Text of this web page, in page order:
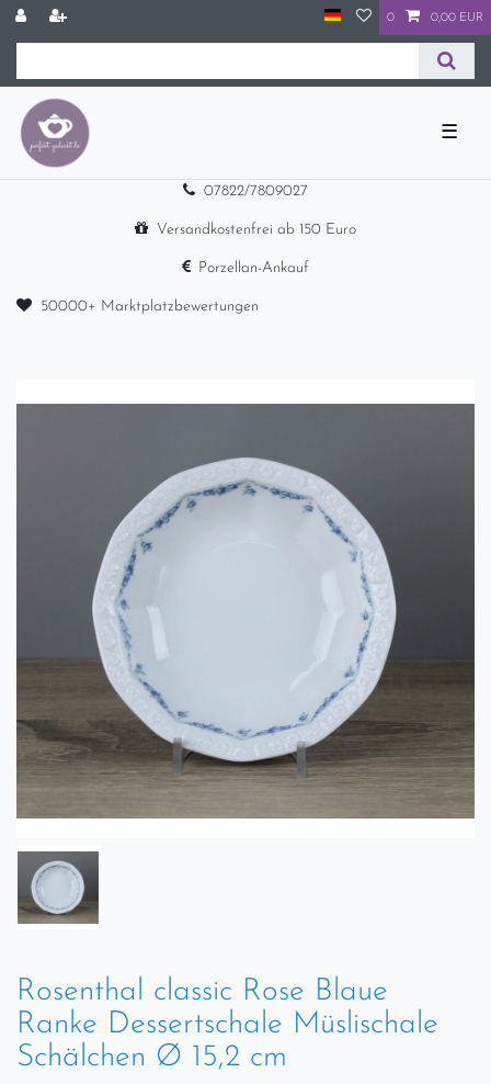
0 0,00 EUR
☰
07822/7809027
Versandkostenfrei ab 150 Euro
Porzellan-Ankauf
50000+ Marktplatzbewertungen
Rosenthal classic Rose Blaue
Ranke Dessertschale Müslischale
Schälchen Ø 15,2 cm